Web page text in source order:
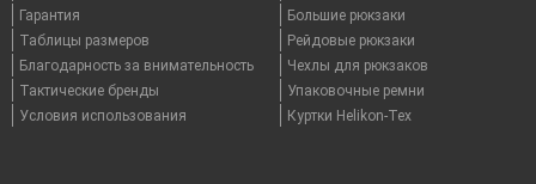
Гарантия
Таблицы размеров
Благодарность за внимательность
Тактические бренды
Условия использования
Большие рюкзаки
Рейдовые рюкзаки
Чехлы для рюкзаков
Упаковочные ремни
Куртки Helikon-Tex